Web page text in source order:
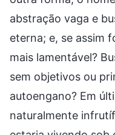
abstração vaga e
eterna; e, se assim
mais lamentável?
sem objetivos ou
autoengano? Em
naturalmente